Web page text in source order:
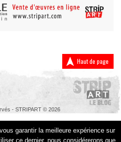
Haut de page
- STRIPART © 2026
garantir la meilleure expérience sur
ce dernier, nous considérerons que